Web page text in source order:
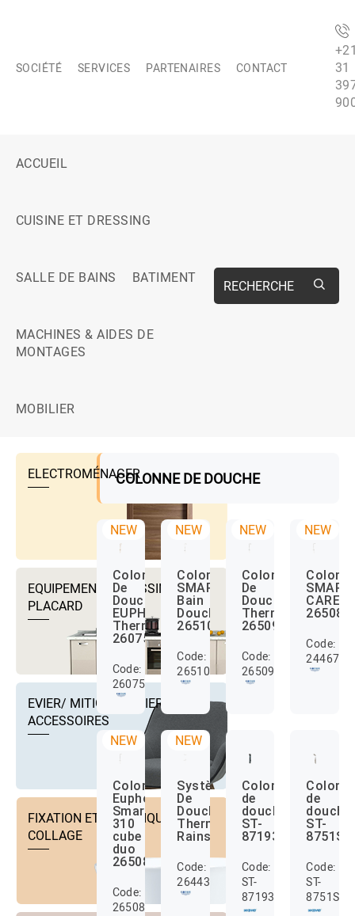
SOCIÉTÉ SERVICES PARTENAIRES CONTACT
31
ACCUEIL
CUISINE ET DRESSING
SALLE DE BAINS BATIMENT
MACHINES & AIDES DE
MONTAGES
MOBILIER
RECHERCHE
ELECTROMÉNAGER
EQUIPEMENTS DRESSING ET
PLACARD
EVIER/ MITIGEUR EVIER ET
ACCESSOIRES
FIXATION ET TECHNIQUE DE
COLLAGE
COLONNE DE DOUCHE
NEW
Colonne
De
Douche
EUPHORIA
Thermostatique
26075DL0
Code:
26075DL0
NEW
Colonne
SMART
Bain
Douche
26510000
Code:
26510000
NEW
Colonne
De
Douche
Thermostatique
26509000
Code:
26509000
NEW
SMART
CARE
Code:
NEW
Colonne
Euphoria
SmartControl
310
cube
duo
26508LS0
Code:
26508LS0
NEW
Système
De
Douche
Thermostatique
Rainshower
Code:
26443LS0
Colonne
de
douche
ST-
871936
Code:
ST-
871936
de
douche
ST-
8751S
Code:
ST-
8751S